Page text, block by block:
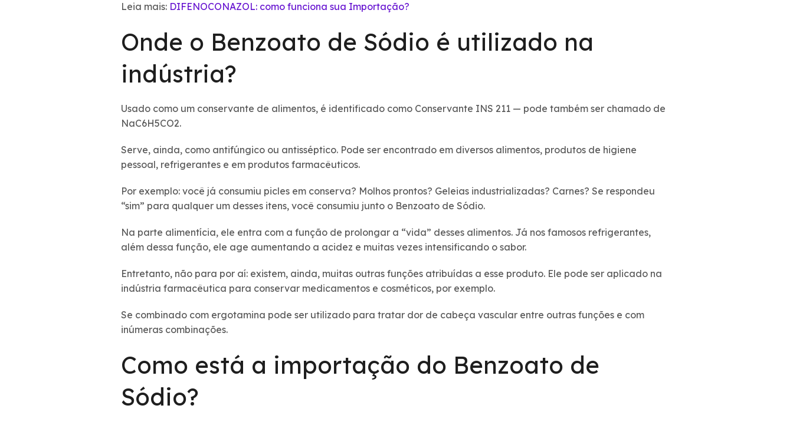
Leia mais: DIFENOCONAZOL: como funciona sua Importação?
Onde o Benzoato de Sódio é utilizado na
indústria?
Usado como um conservante de alimentos, é identificado como Conservante INS 211 — pode também ser chamado de
NaC6H5CO2.
Serve, ainda, como antifúngico ou antisséptico. Pode ser encontrado em diversos alimentos, produtos de higiene
pessoal, refrigerantes e em produtos farmacêuticos.
Por exemplo: você já consumiu picles em conserva? Molhos prontos? Geleias industrializadas? Carnes? Se respondeu
“sim” para qualquer um desses itens, você consumiu junto o Benzoato de Sódio.
Na parte alimentícia, ele entra com a função de prolongar a “vida” desses alimentos. Já nos famosos refrigerantes,
além dessa função, ele age aumentando a acidez e muitas vezes intensificando o sabor.
Entretanto, não para por aí: existem, ainda, muitas outras funções atribuídas a esse produto. Ele pode ser aplicado na
indústria farmacêutica para conservar medicamentos e cosméticos, por exemplo.
Se combinado com ergotamina pode ser utilizado para tratar dor de cabeça vascular entre outras funções e com
inúmeras combinações.
Como está a importação do Benzoato de
Sódio?